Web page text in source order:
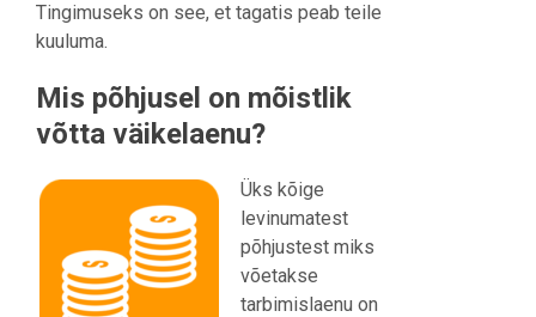
Tingimuseks on see, et tagatis peab teile
kuuluma.
Mis põhjusel on mõistlik
võtta väikelaenu?
Üks kõige
levinumatest
põhjustest miks
võetakse
tarbimislaenu on